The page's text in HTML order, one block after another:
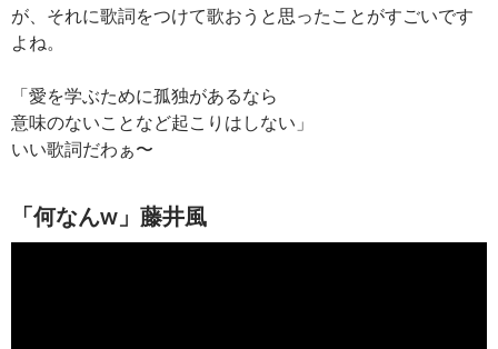
が、それに歌詞をつけて歌おうと思ったことがすごいです
よね。
「愛を学ぶために孤独があるなら
意味のないことなど起こりはしない」
いい歌詞だわぁ〜
「何なんw」藤井風